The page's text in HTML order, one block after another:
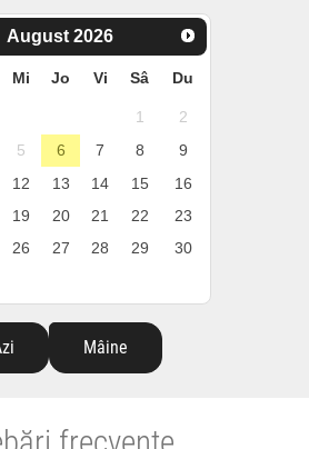
August 2026
Mi Jo Vi Sâ Du
1
2
5 6 7 8
9
12 13 14 15
16
19 20 21 22
23
26 27 28 29
30
Mâine